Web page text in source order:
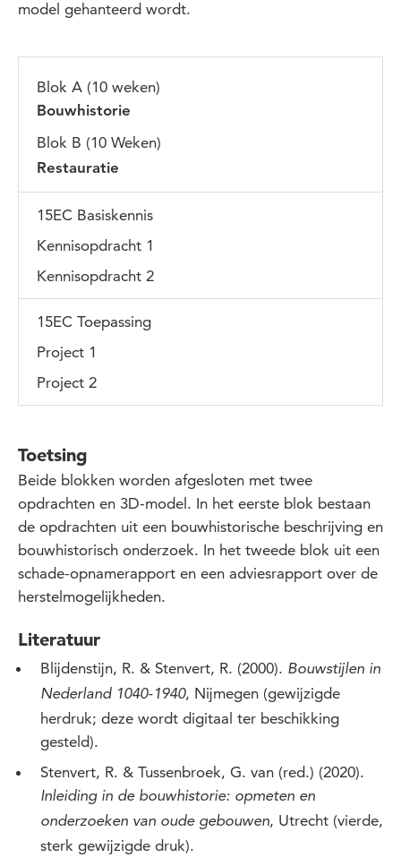
model gehanteerd wordt.
Blok A (10 weken)
Bouwhistorie
Blok B (10 Weken)
Restauratie
15EC Basiskennis
Kennisopdracht 1
Kennisopdracht 2
15EC Toepassing
Project 1
Project 2
Toetsing
Beide blokken worden afgesloten met twee
opdrachten en 3D-model. In het eerste blok bestaan
de opdrachten uit een bouwhistorische beschrijving en
bouwhistorisch onderzoek. In het tweede blok uit een
schade-opnamerapport en een adviesrapport over de
herstelmogelijkheden.
Literatuur
Blijdenstijn, R. & Stenvert, R. (2000). Bouwstijlen in
Nederland 1040-1940, Nijmegen (gewijzigde
herdruk; deze wordt digitaal ter beschikking
gesteld).
Stenvert, R. & Tussenbroek, G. van (red.) (2020).
Inleiding in de bouwhistorie: opmeten en
onderzoeken van oude gebouwen, Utrecht (vierde,
sterk gewijzigde druk).